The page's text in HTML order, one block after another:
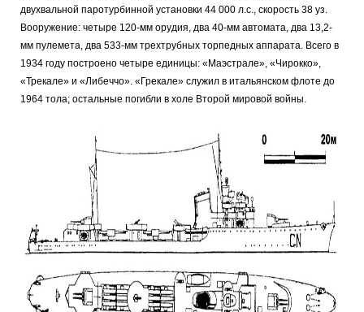
двухвальной паротурбинной установки 44 000 л.с., скорость 38 уз.
Вооружение: четыре 120-мм орудия, два 40-мм автомата, два 13,2-
мм пулемета, два 533-мм трехтрубных торпедных аппарата. Всего в
1934 году построено четыре единицы: «Маэстрале», «Чирокко»,
«Трекале» и «Либеччо». «Грекале» служил в итальянском флоте до
1964 тола; остальные погибли в холе Второй мировой войны.